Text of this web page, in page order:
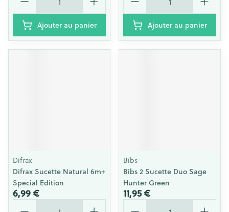
Ajouter au panier Ajouter au panier
Difrax
Difrax Sucette Natural 6m+
Special Edition
6,99 €
Quantité
Bibs
Bibs 2 Sucette Duo Sage
Hunter Green
11,95 €
Quantité